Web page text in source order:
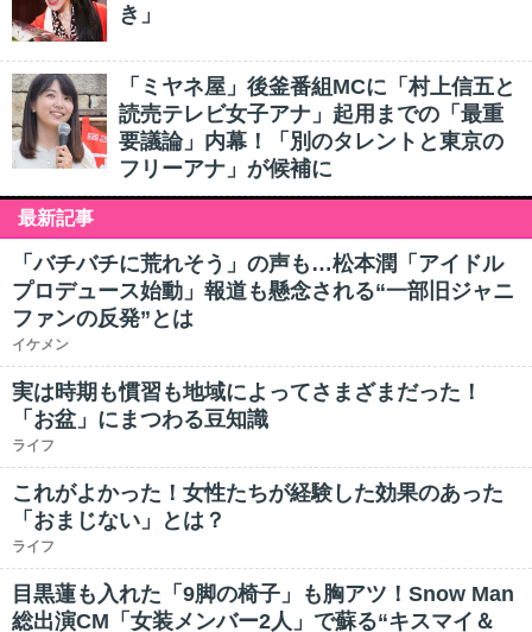
き」
「ミヤネ屋」後釜番組MCに「村上信五と
読売テレビ女子アナ」起用までの「最重
要議論」内幕！「別のタレントと東京の
フリーアナ」が候補に
最新記事
「バチバチに荒れそう」の声も…松本潤「アイドル
プロデュース始動」報道も懸念される“一部旧ジャニ
ファンの反発”とは
イケメン
実は時期も慣習も地域によってさまざまだった！
「お盆」にまつわる豆知識
ライフ
これがよかった！女性たちが経験した効果のあった
「おまじない」とは？
ライフ
目黒蓮も入れた「9脚の椅子」も胸アツ！Snow Man
総出演CM「女装メンバー2人」で蘇る“キスマイ＆